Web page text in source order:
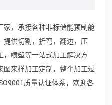
家，承接各种非标储能预制舱
提供切割，折弯，翻边，压
，喷塑等一站式加工解决方
图来样加工定制，整个加工过
质量认证体系，欢迎各